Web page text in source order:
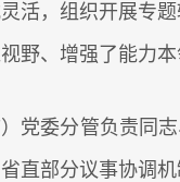
活，组织开展专
野、增强了能力
党委分管负责同
直部分议事协调